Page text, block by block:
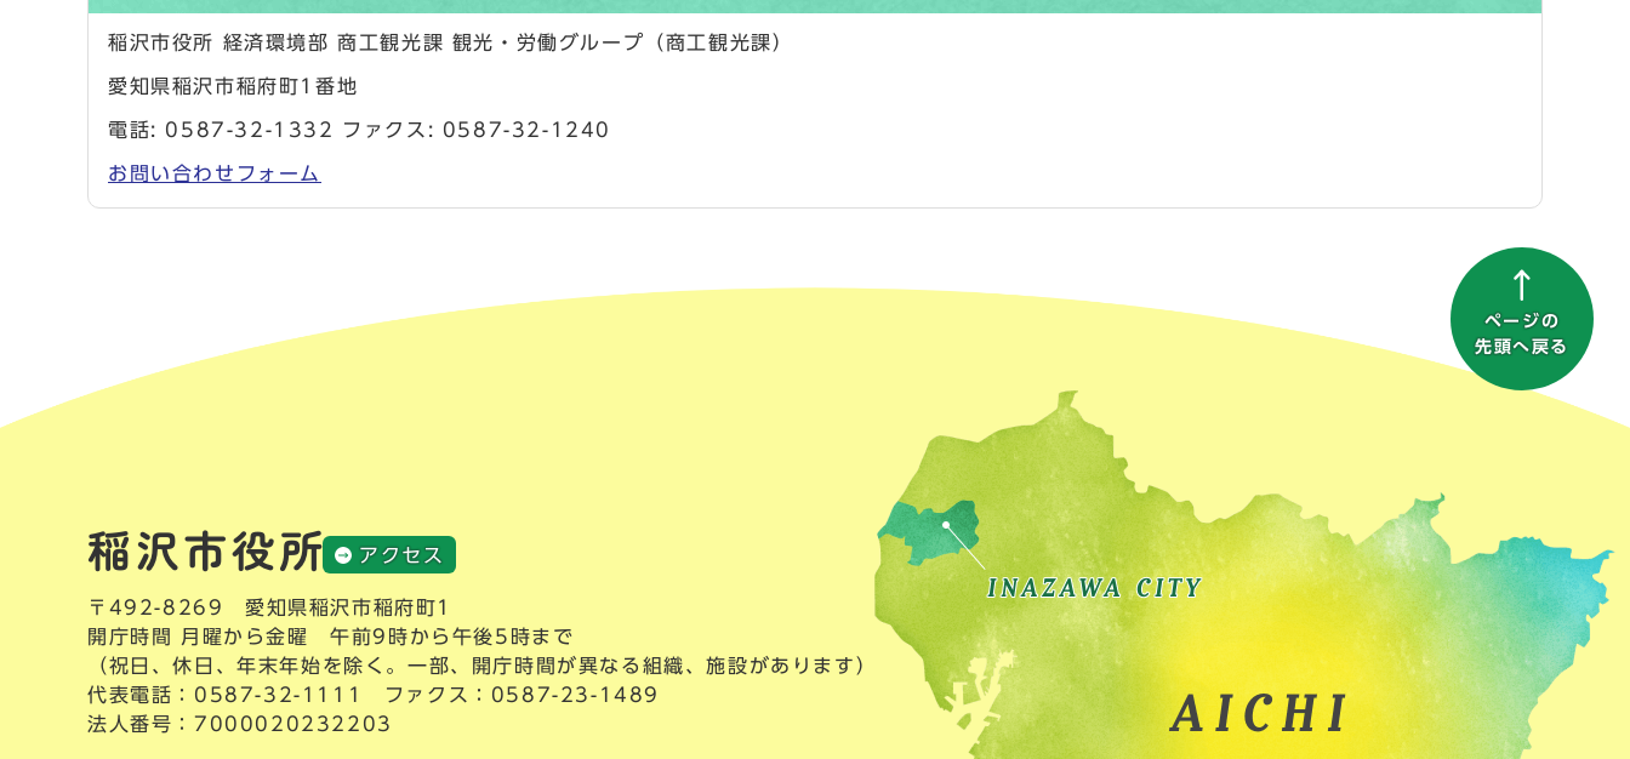
稲沢市役所 経済環境部 商工観光課 観光・労働グループ（商工観光課）
愛知県稲沢市稲府町1番地
電話: 0587-32-1332 ファクス: 0587-32-1240
お問い合わせフォーム
ページの
先頭へ戻る
アクセス
〒492-8269 愛知県稲沢市稲府町1
開庁時間 月曜から金曜 午前9時から午後5時まで
（祝日、休日、年末年始を除く。一部、開庁時間が異なる組織、施設があります）
代表電話： 0587-32-1111
ファクス：0587-23-1489
法人番号：7000020232203